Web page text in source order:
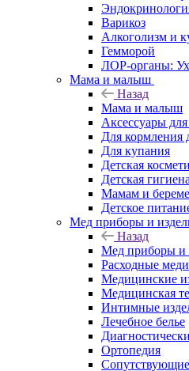
Варикоз
Алкоголизм и
Гемморой
ЛОР-органы:
Мама и малыш
Назад
Мама и малыш
Аксессуары
Для кормления
Для купания
Детская
Детская гигиена
Мамам и
Детское
Мед приборы и
Назад
Мед приборы и
Расходные
Медицинские
Медицинская
Интимные
Лечебное белье
Ортопедия